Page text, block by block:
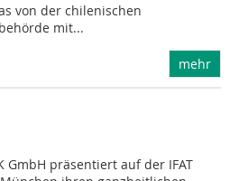
von der chilenischen
mit...
mehr
GmbH präsentiert auf der IFAT